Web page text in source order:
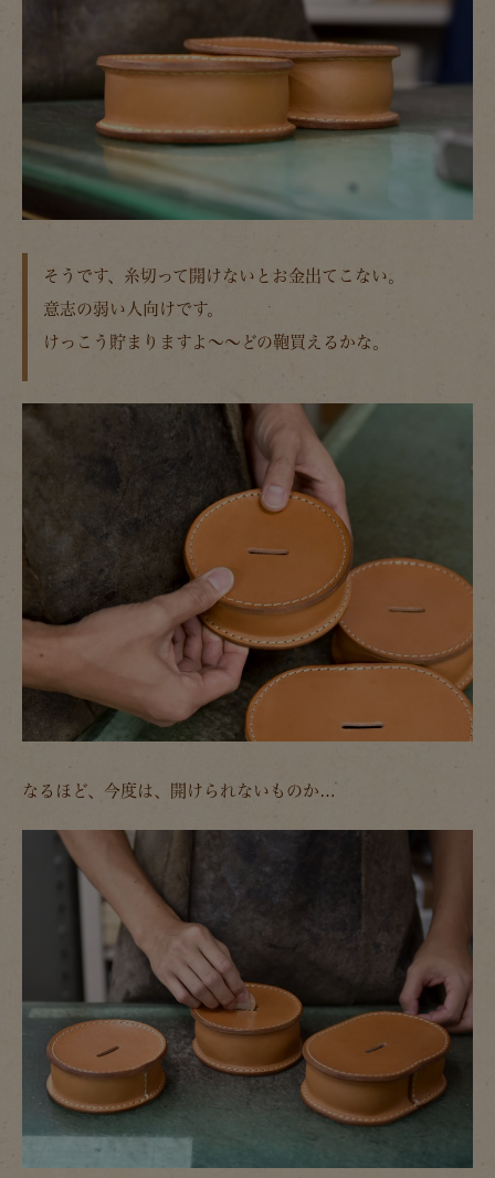
そうです、糸切って開けないとお金出てこない。
意志の弱い人向けです。
けっこう貯まりますよ～～どの鞄買えるかな。
なるほど、今度は、開けられないものか…